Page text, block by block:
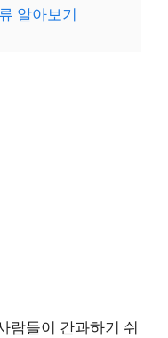
알아보기
람들이 간과하기 쉬